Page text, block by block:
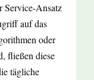
Service-Ansatz
auf das
oder
fließen diese
tägliche